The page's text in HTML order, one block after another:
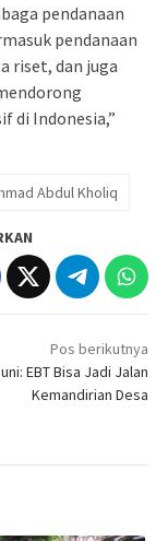
pendanaan
pendanaan
riset, dan juga
di Indonesia,”
Abdul Kholiq
Pos berikutnya
EBT Bisa Jadi Jalan
Kemandirian Desa